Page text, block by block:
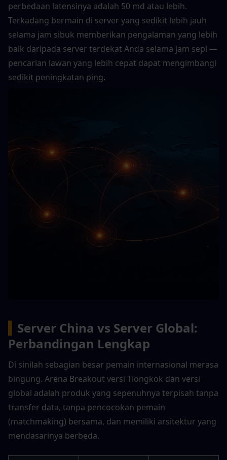
perbedaan latensinya adalah 50 md atau lebih.
Terkadang bermain di server yang sedikit lebih jauh
selama jam sibuk memberikan pengalaman yang lebih
baik daripada server terdekat Anda selama jam sepi —
pencarian lawan yang lebih cepat dapat mengimbangi
sedikit peningkatan ping.
Server China vs Server Global:
Perbandingan Lengkap
Di sinilah sebagian besar pemain internasional merasa
bingung. Arena Breakout versi Tiongkok dan versi
global adalah produk yang sepenuhnya terpisah tanpa
transfer data, tanpa pencocokan pemain
(matchmaking) bersama, dan memiliki arsitektur yang
mendasarinya berbeda.